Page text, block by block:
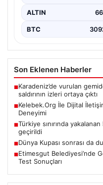
ALTIN
BTC
Son Eklenen Haberler
■Karadeniz’de vurulan
saldırının izleri ortaya çıktı
■Kelebek.Org İle Dijital
Deneyimi
■Türkiye sınırında
geçirildi
■Dünya Kupası sonrası da
■Etimesgut Belediyesi’nde
Test Sonuçları